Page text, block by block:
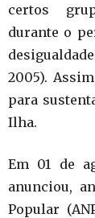
certos
durante o
2005).
para
Ilha.
Em 01 de
anunciou,
Popular